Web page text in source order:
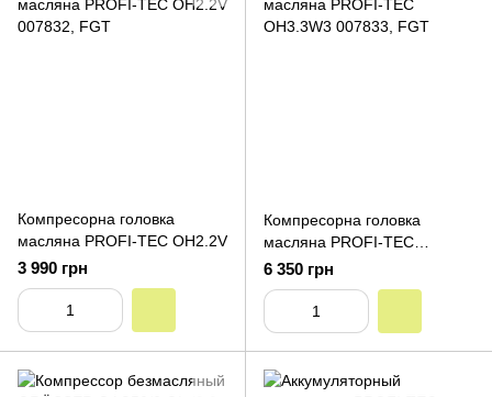
Компресорна головка
масляна PROFI-TEC OH2.2V
3 990 грн
Компресорна головка
масляна PROFI-TEC
OH3.3W3
6 350 грн